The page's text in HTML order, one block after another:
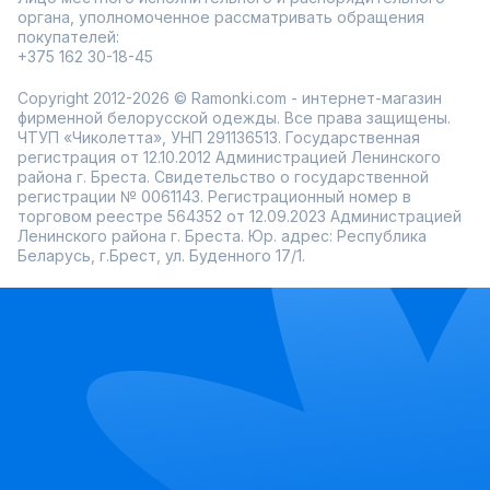
Примерка перед покупкой
Быстрая доставка по всей России
Добавьте немного стиля и комфорта в свой гардероб с
белорусскими футболками-поло.
органа, уполномоченное рассматривать обращения
покупателей:
+375 162 30-18-45
Copyright 2012-2026 © Ramonki.com - интернет-магазин
фирменной белорусской одежды. Все права защищены.
ЧТУП «Чиколетта», УНП 291136513. Государственная
регистрация от 12.10.2012 Администрацией Ленинского
района г. Бреста. Свидетельство о государственной
регистрации № 0061143. Регистрационный номер в
торговом реестре 564352 от 12.09.2023 Администрацией
Ленинского района г. Бреста. Юр. адрес: Республика
Беларусь, г.Брест, ул. Буденного 17/1.